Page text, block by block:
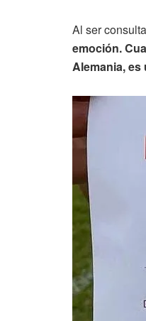
Al ser
emoción.
Alemania, es